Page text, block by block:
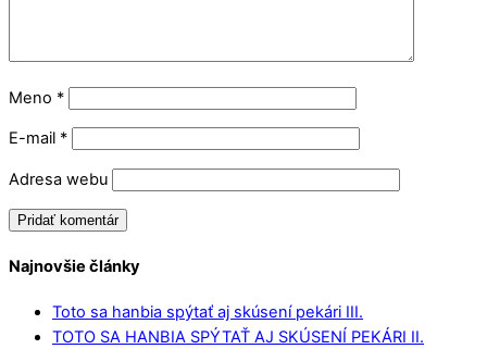
Meno *
E-mail *
Adresa webu
Najnovšie články
Toto sa hanbia spýtať aj skúsení pekári III.
TOTO SA HANBIA SPÝTAŤ AJ SKÚSENÍ PEKÁRI II.